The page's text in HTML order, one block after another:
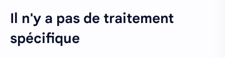
Il n'y a pas de traitement
spécifique